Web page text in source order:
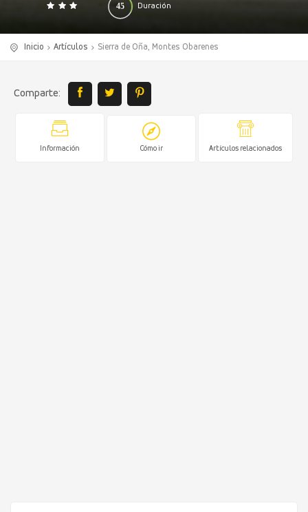
Duración
45
0 140
Inicio Artículos Sierra de Oña, Montes Obarenes
Comparte:
Información Cómo ir Artículos relacionados